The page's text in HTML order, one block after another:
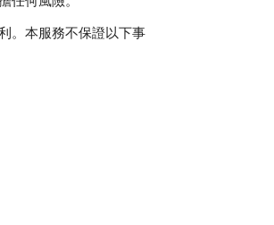
。本服務不保證以下事